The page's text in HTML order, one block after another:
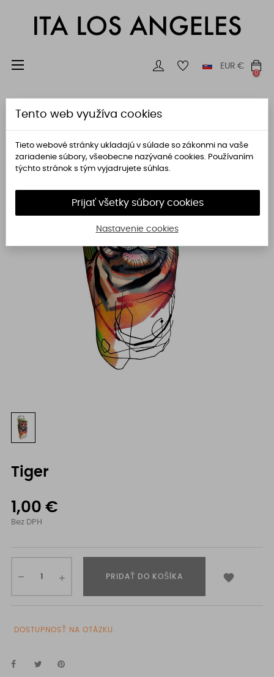
Toggle
☰ EUR €
0
Tiger
1,00 €
Bez DPH
PRIDAŤ DO KOŠÍKA 
DOSTUPNOSŤ NA OTÁZKU.
Tento web využíva cookies
Tieto webové stránky ukladajú v súlade so zákonmi na vaše
zariadenie súbory, všeobecne nazývané cookies. Používaním
týchto stránok s tým vyjadrujete súhlas.
Prijať všetky súbory cookies
Nastavenie cookies